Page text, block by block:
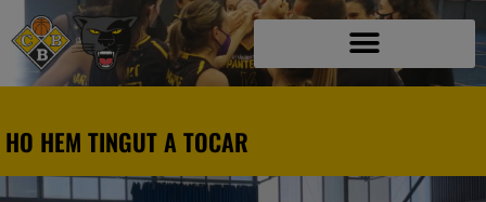
HO HEM TINGUT A TOCAR